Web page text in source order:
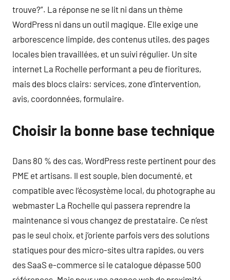
trouve?”. La réponse ne se lit ni dans un thème
WordPress ni dans un outil magique. Elle exige une
arborescence limpide, des contenus utiles, des pages
locales bien travaillées, et un suivi régulier. Un site
internet La Rochelle performant a peu de fioritures,
mais des blocs clairs: services, zone d’intervention,
avis, coordonnées, formulaire.
Choisir la bonne base technique
Dans 80 % des cas, WordPress reste pertinent pour des
PME et artisans. Il est souple, bien documenté, et
compatible avec l’écosystème local, du photographe au
webmaster La Rochelle qui passera reprendre la
maintenance si vous changez de prestataire. Ce n’est
pas le seul choix, et j’oriente parfois vers des solutions
statiques pour des micro-sites ultra rapides, ou vers
des SaaS e-commerce si le catalogue dépasse 500